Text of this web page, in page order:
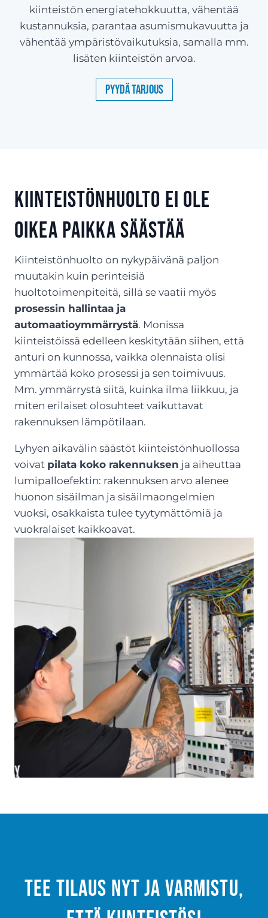
kiinteistön energiatehokkuutta, vähentää
kustannuksia, parantaa asumismukavuutta ja
vähentää ympäristövaikutuksia, samalla mm.
lisäten kiinteistön arvoa.
Pyydä tarjous
Kiinteistönhuolto ei ole
oikea paikka säästää
Kiinteistönhuolto on nykypäivänä paljon
muutakin kuin perinteisiä
huoltotoimenpiteitä, sillä se vaatii myös
prosessin hallintaa ja
automaatioymmärrystä. Monissa
kiinteistöissä edelleen keskitytään siihen, että
anturi on kunnossa, vaikka olennaista olisi
ymmärtää koko prosessi ja sen toimivuus.
Mm. ymmärrystä siitä, kuinka ilma liikkuu, ja
miten erilaiset olosuhteet vaikuttavat
rakennuksen lämpötilaan.
Lyhyen aikavälin säästöt kiinteistönhuollossa
voivat pilata koko rakennuksen ja aiheuttaa
lumipalloefektin: rakennuksen arvo alenee
huonon sisäilman ja sisäilmaongelmien
vuoksi, osakkaista tulee tyytymättömiä ja
vuokralaiset kaikkoavat.
Tee tilaus nyt ja varmistu,